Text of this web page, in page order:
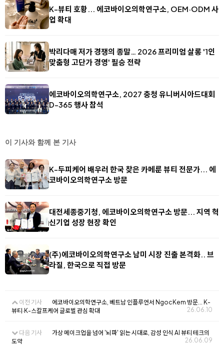
K-뷰티 호황... 에코바이오의학연구소, OEM·ODM 사
업 확대
박리다매 저가 경쟁의 종말… 2026 프리미엄 살롱 '1인
맞춤형 고단가 경영' 필승 전략
에코바이오의학연구소, 2027 충청 유니버시아드대회
D-365 행사 참석
이 기사와 함께 본 기사
K-두피케어 배우러 한국 찾은 카메룬 뷰티 전문가... 에
코바이오의학연구소 방문
대전세종중기청, 에코바이오의학연구소 방문... 지역 혁
신기업 성장 현장 확인
(주)에코바이오의학연구소 남미 시장 진출 본격화.. 브
라질, 한국으로 직접 방문
이전 기사
에코바이오의학연구소, 베트남 인플루언서 NgocKem 방문... K-
뷰티·K-스칼프케어 글로벌 관심 확대
26.06.10
다음 기사
가상 메이크업을 넘어 '뇌파' 읽는 시대로, 감성 인식 AI 뷰티 테크의
도약
26.06.09